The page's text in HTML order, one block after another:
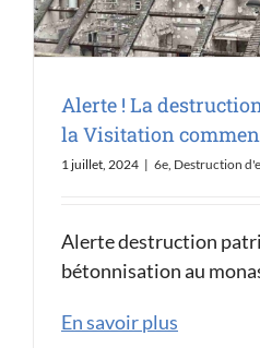
Alerte ! La
la Visitation
1 juillet, 2024 | 6e, Destruction
Alerte destruction
bétonnisation au
En savoir plus